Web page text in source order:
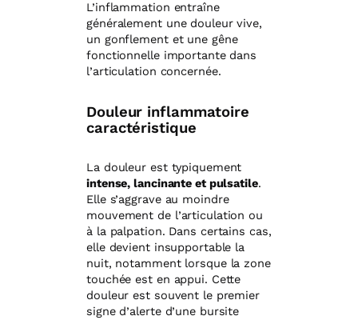
L’inflammation entraîne
généralement une douleur vive,
un gonflement et une gêne
fonctionnelle importante dans
l’articulation concernée.
Douleur inflammatoire
caractéristique
La douleur est typiquement
intense, lancinante et pulsatile.
Elle s’aggrave au moindre
mouvement de l’articulation ou
à la palpation. Dans certains cas,
elle devient insupportable la
nuit, notamment lorsque la zone
touchée est en appui. Cette
douleur est souvent le premier
signe d’alerte d’une bursite